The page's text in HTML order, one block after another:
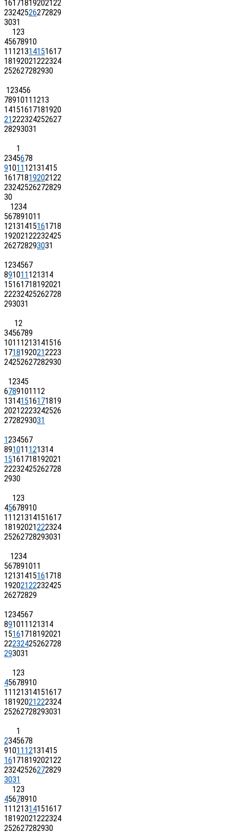
161718192021 22
23242526272829
3031
123
45678910
11 121314151617
18192021222324
252627282930
123456
7891011 1213
14151617181920
21222324252627
28293031
1
2345678
91011 12131415
16171819202122
23242526272829
30
1234
567891011
12131415161718
19202122232425
262728293031
1234567
891011 121314
15161718192021
22232425262728
293031
12
3456789
1011 1213141516
17181920212223
24252627282930
12345
67891011 12
13141516171819
20212223242526
2728293031
1234567
891011 121314
15161718192021
22232425262728
2930
123
45678910
11 121314151617
18192021222324
25262728293031
1234
567891011
12131415161718
19202122232425
26272829
1234567
891011 121314
15161718192021
22232425262728
293031
123
45678910
11 121314151617
18192021222324
25262728293031
1
2345678
91011 12131415
16171819202122
23242526272829
3031
123
45678910
11 121314151617
18192021222324
252627282930